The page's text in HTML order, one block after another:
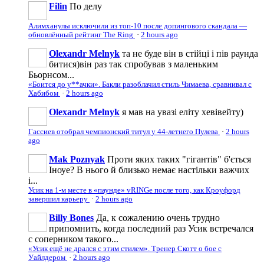
Filin По делу
Алимханулы исключили из топ-10 после допингового скандала —
обновлённый рейтинг The Ring · 2 hours ago
Olexandr Melnyk та не буде він в стійці і пів раунда
битися)він раз так спробував з маленьким
Бьорнсом...
«Боится до у**ачки». Бакли разоблачил стиль Чимаева, сравнивал с
Хабибом · 2 hours ago
Olexandr Melnyk я мав на увазі еліту хевівейту)
Гассиев отобрал чемпионский титул у 44-летнего Пулева · 2 hours
ago
Mak Poznyak Проти яких таких "гігантів" б'ється
Іноуе? В нього й близько немає настільки важчих
і...
Усик на 1-м месте в «паунде» vRINGe после того, как Кроуфорд
завершил карьеру · 2 hours ago
Billy Bones Да, к сожалению очень трудно
припомнить, когда последний раз Усик встречался
с соперником такого...
«Усик ещё не дрался с этим стилем». Тренер Скотт о бое с
Уайлдером · 2 hours ago